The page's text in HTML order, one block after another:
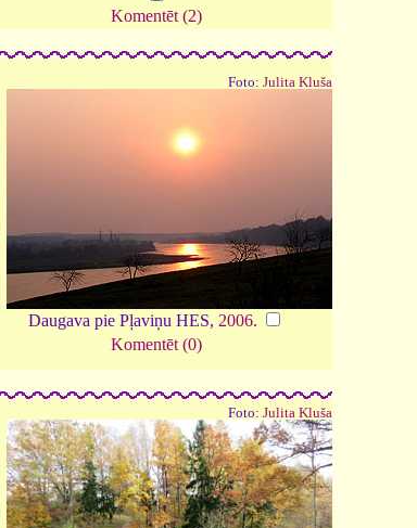
Komentēt (2)
Foto: Julita Kluša
Daugava pie Pļaviņu HES, 2006.
Komentēt (0)
Foto: Julita Kluša